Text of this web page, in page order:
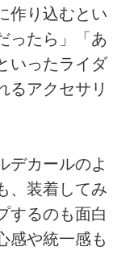
作り込むとい
ったら」「あ
いったライダ
るアクセサリ
デカールのよ
、装着してみ
するのも面白
感や統一感も